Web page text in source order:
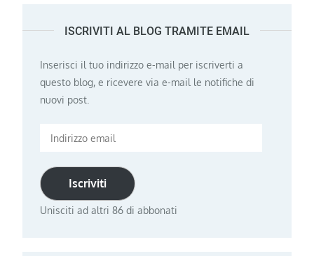
ISCRIVITI AL BLOG TRAMITE EMAIL
Inserisci il tuo indirizzo e-mail per iscriverti a
questo blog, e ricevere via e-mail le notifiche di
nuovi post.
Indirizzo
Iscriviti
Unisciti ad altri 86 di abbonati